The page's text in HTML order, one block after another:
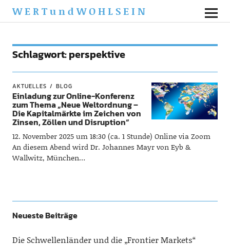
WERTundWOHLSEIN
Schlagwort:perspektive
AKTUELLES BLOG
Einladung zur Online-Konferenz
zum Thema „Neue Weltordnung –
Die Kapitalmärkte im Zeichen von
Zinsen, Zöllen und Disruption“
12. November 2025 um 18:30 (ca. 1 Stunde) Online via Zoom
An diesem Abend wird Dr. Johannes Mayr von Eyb &
Wallwitz, München…
Neueste Beiträge
Die Schwellenländer und die „Frontier Markets“